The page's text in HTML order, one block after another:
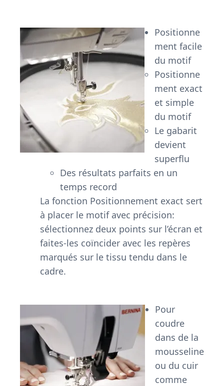
Positionne
ment facile
du motif
Positionne
ment exact
et simple
du motif
Le gabarit
devient
superflu
Des résultats parfaits en un
temps record
La fonction Positionnement exact sert
à placer le motif avec précision:
sélectionnez deux points sur l’écran et
faites-les coïncider avec les repères
marqués sur le tissu tendu dans le
cadre.
Pour
coudre
dans de la
mousseline
ou du cuir
comme